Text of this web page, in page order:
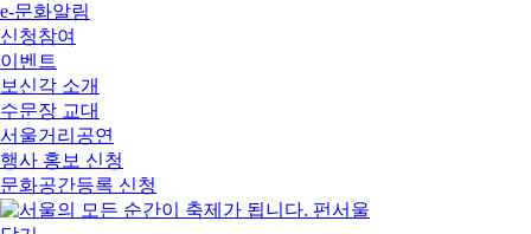
e-문화알림
신청참여
이벤트
보신각 소개
수문장 교대
서울거리공연
행사 홍보 신청
문화공간등록 신청